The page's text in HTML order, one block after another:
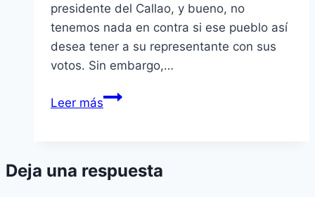
presidente del Callao, y bueno, no
tenemos nada en contra si ese pueblo así
desea tener a su representante con sus
votos. Sin embargo,…
Leer másOtra
(nick
Deja una respuesta